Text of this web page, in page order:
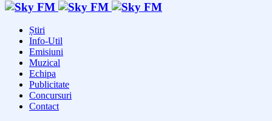
Știri
Info-Util
Emisiuni
Muzical
Echipa
Publicitate
Concursuri
Contact